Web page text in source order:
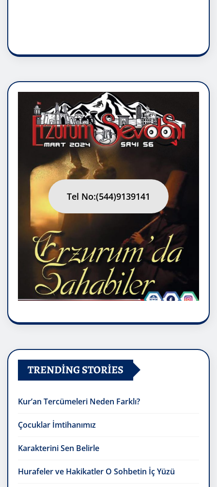
Tel No:(544)9139141
TRENDING STORIES
Kur’an Tercümeleri Neden Farklı?
Çocuklar İmtihanımız
Karakterini Sen Belirle
Hurafeler ve Hakikatler O Sohbetin İç Yüzü